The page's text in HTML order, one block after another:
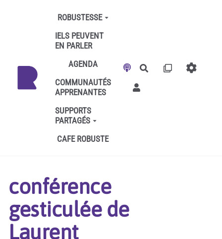
Aller au contenu principal
ROBUSTESSE
IELS PEUVENT
EN PARLER
AGENDA
COMMUNAUTÉS
APPRENANTES
SUPPORTS
PARTAGÉS
CAFE ROBUSTE
Rechercher
conférence
gesticulée de
Laurent